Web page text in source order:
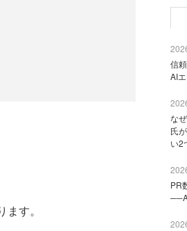
す。
信
AI
な
氏
い2
PR